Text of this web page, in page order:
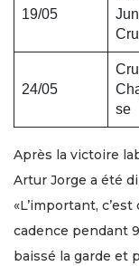
19/05
24/05
se
Après la victoire
Artur Jorge a été
«L’important,
cadence pendant
baissé la garde et